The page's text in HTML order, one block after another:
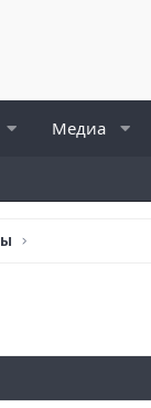
Медиа